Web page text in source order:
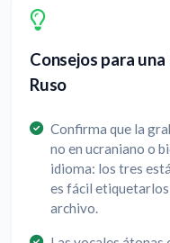
Consejos para
Ruso
Confirma que la
no en ucraniano o
idioma: los tres
es fácil
archivo.